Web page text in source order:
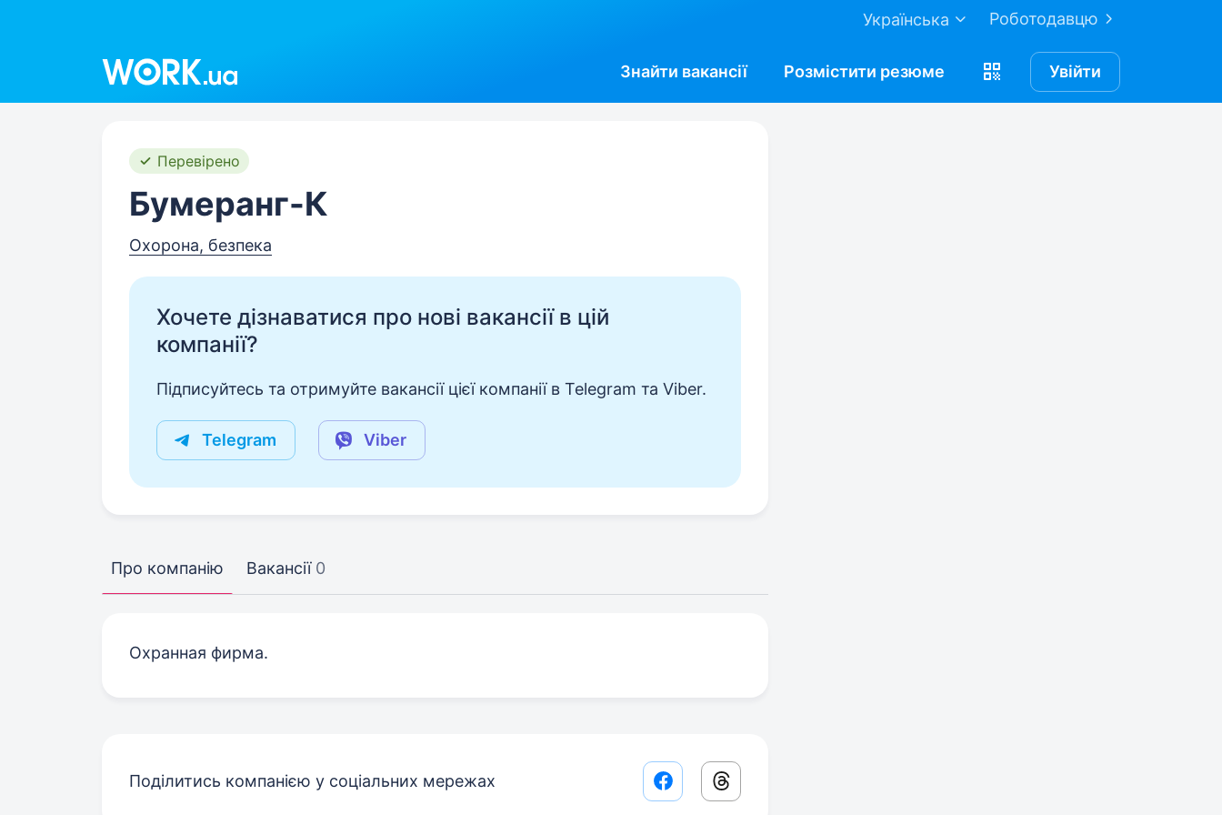
Роботодавцю
Українська
Знайти вакансії Розмістити резюме Увійти
Перевірено
Бумеранг-К
Охорона, безпека
Хочете дізнаватися про нові вакансії в цій
компанії?
Підписуйтесь та отримуйте вакансії цієї компанії в Telegram та Viber.
Telegram Viber
Про компанію Вакансії 0
Охранная фирма.
Поділитись компанією у соціальних мережах Facebook share link
Threads share link